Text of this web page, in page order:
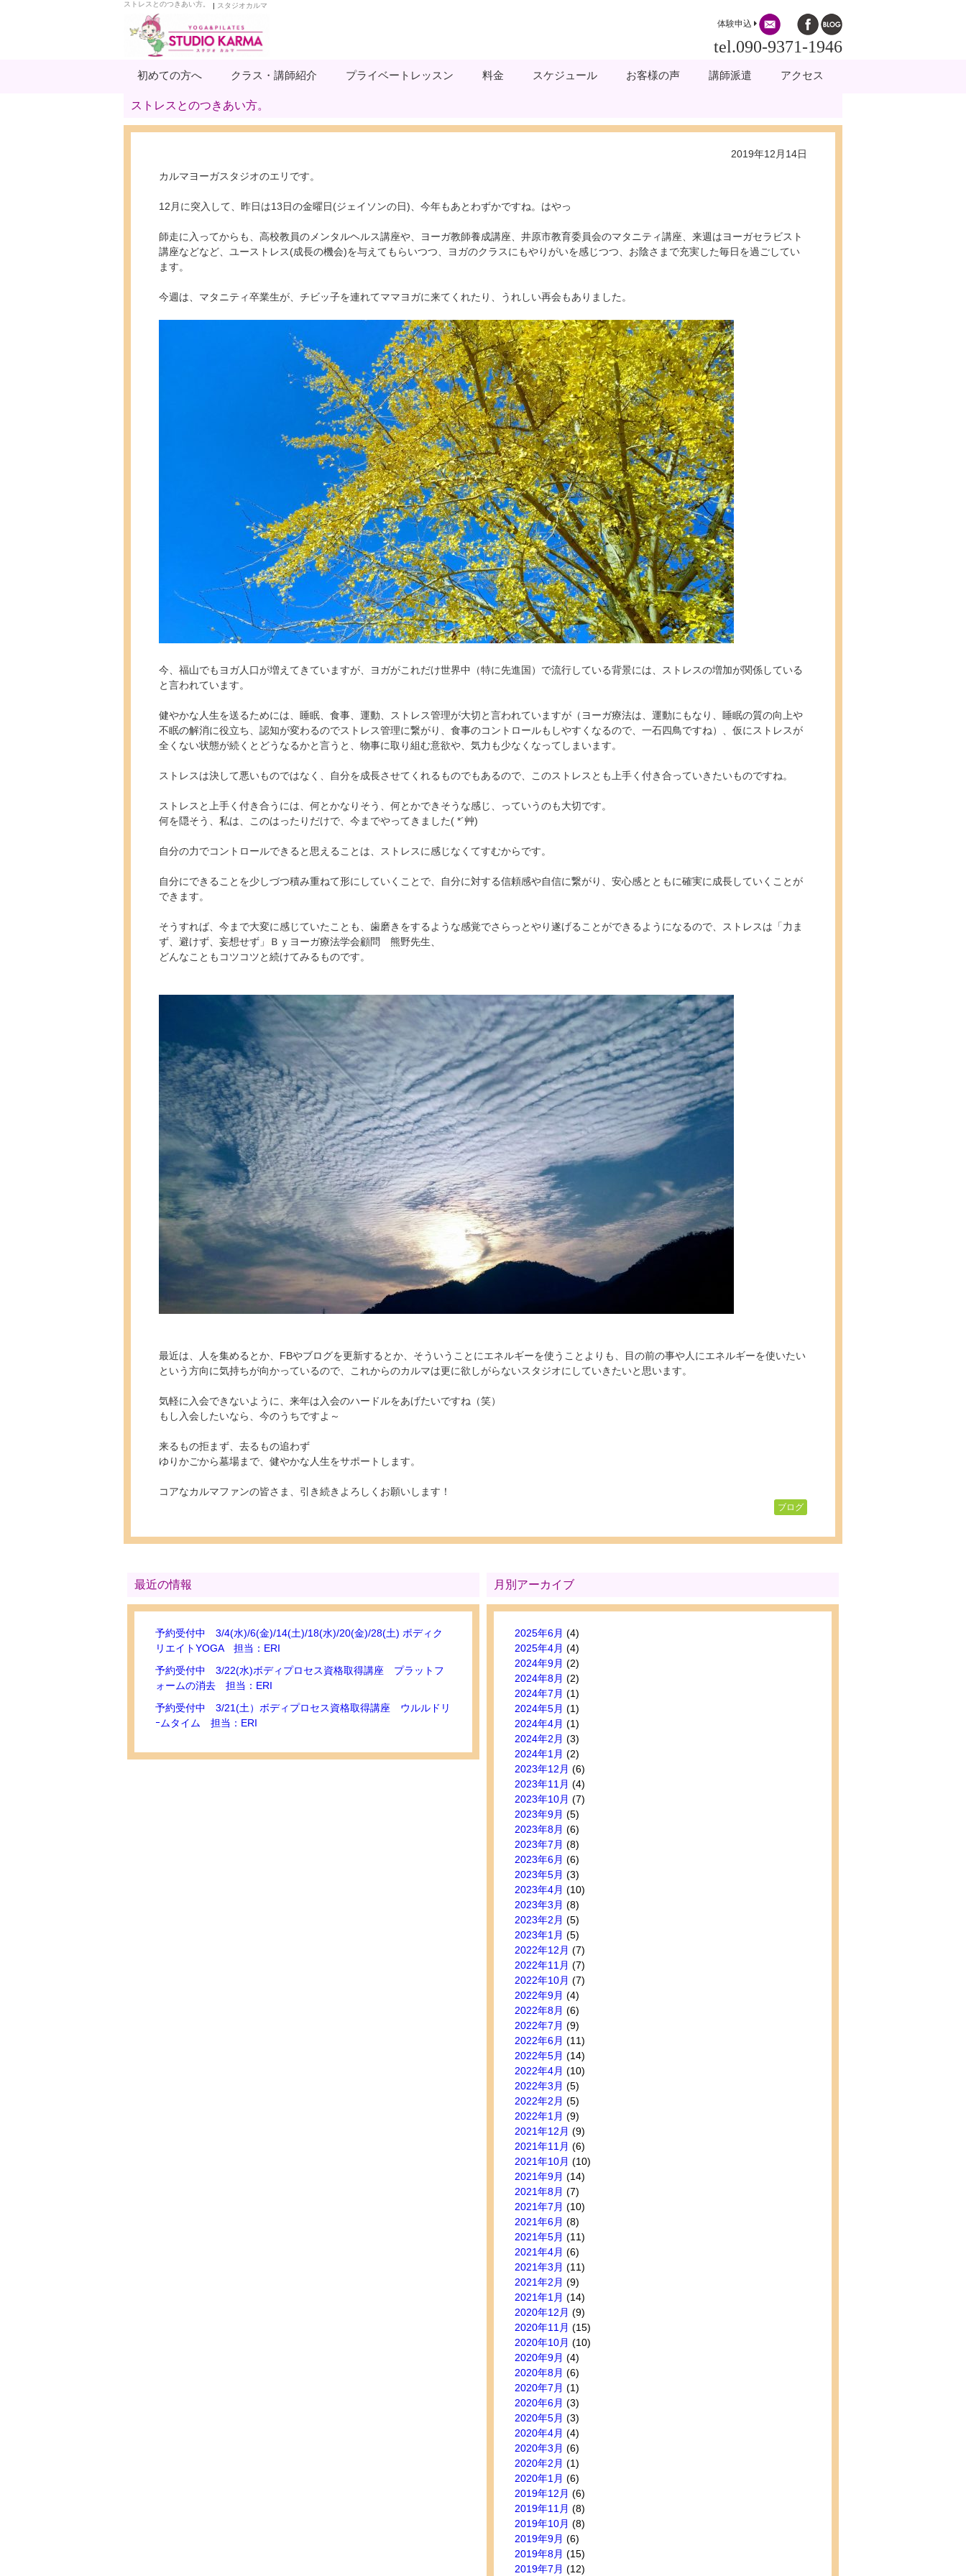
ストレスとのつきあい方。 | スタジオカルマ
体験申込
tel.090-9371-1946
初めての方へ クラス・講師紹介 プライベートレッスン 料金 スケジュール お客様の声 講師派遣 アクセス
ストレスとのつきあい方。
2019年12月14日
カルマヨーガスタジオのエリです。
12月に突入して、昨日は13日の金曜日(ジェイソンの日)、今年もあとわずかですね。はやっ
師走に入ってからも、高校教員のメンタルヘルス講座や、ヨーガ教師養成講座、井原市教育委員会のマタニティ講座、来週はヨーガセラビスト
講座などなど、ユーストレス(成長の機会)を与えてもらいつつ、ヨガのクラスにもやりがいを感じつつ、お陰さまで充実した毎日を過ごしてい
ます。
今週は、マタニティ卒業生が、チビッ子を連れてママヨガに来てくれたり、うれしい再会もありました。
今、福山でもヨガ人口が増えてきていますが、ヨガがこれだけ世界中（特に先進国）で流行している背景には、ストレスの増加が関係している
と言われています。
健やかな人生を送るためには、睡眠、食事、運動、ストレス管理が大切と言われていますが（ヨーガ療法は、運動にもなり、睡眠の質の向上や
不眠の解消に役立ち、認知が変わるのでストレス管理に繋がり、食事のコントロールもしやすくなるので、一石四鳥ですね）、仮にストレスが
全くない状態が続くとどうなるかと言うと、物事に取り組む意欲や、気力も少なくなってしまいます。
ストレスは決して悪いものではなく、自分を成長させてくれるものでもあるので、このストレスとも上手く付き合っていきたいものですね。
ストレスと上手く付き合うには、何とかなりそう、何とかできそうな感じ、っていうのも大切です。
何を隠そう、私は、このはったりだけで、今までやってきました( *´艸)
自分の力でコントロールできると思えることは、ストレスに感じなくてすむからです。
自分にできることを少しづつ積み重ねて形にしていくことで、自分に対する信頼感や自信に繋がり、安心感とともに確実に成長していくことが
できます。
そうすれば、今まで大変に感じていたことも、歯磨きをするような感覚でさらっとやり遂げることができるようになるので、ストレスは「力ま
ず、避けず、妄想せず」Ｂｙヨーガ療法学会顧問 熊野先生、
どんなこともコツコツと続けてみるものです。
最近は、人を集めるとか、FBやブログを更新するとか、そういうことにエネルギーを使うことよりも、目の前の事や人にエネルギーを使いたい
という方向に気持ちが向かっているので、これからのカルマは更に欲しがらないスタジオにしていきたいと思います。
気軽に入会できないように、来年は入会のハードルをあげたいですね（笑）
もし入会したいなら、今のうちですよ～
来るもの拒まず、去るもの追わず
ゆりかごから墓場まで、健やかな人生をサポートします。
コアなカルマファンの皆さま、引き続きよろしくお願いします！
ブログ
最近の情報
予約受付中 3/4(水)/6(金)/14(土)/18(水)/20(金)/28(土) ボディク
リエイトYOGA 担当：ERI
予約受付中 3/22(水)ボディプロセス資格取得講座 プラットフ
ォームの消去 担当：ERI
予約受付中 3/21(土）ボディプロセス資格取得講座 ウルルドリ
ｰムタイム 担当：ERI
月別アーカイブ
2025年6月 (4)
2025年4月 (4)
2024年9月 (2)
2024年8月 (2)
2024年7月 (1)
2024年5月 (1)
2024年4月 (1)
2024年2月 (3)
2024年1月 (2)
2023年12月 (6)
2023年11月 (4)
2023年10月 (7)
2023年9月 (5)
2023年8月 (6)
2023年7月 (8)
2023年6月 (6)
2023年5月 (3)
2023年4月 (10)
2023年3月 (8)
2023年2月 (5)
2023年1月 (5)
2022年12月 (7)
2022年11月 (7)
2022年10月 (7)
2022年9月 (4)
2022年8月 (6)
2022年7月 (9)
2022年6月 (11)
2022年5月 (14)
2022年4月 (10)
2022年3月 (5)
2022年2月 (5)
2022年1月 (9)
2021年12月 (9)
2021年11月 (6)
2021年10月 (10)
2021年9月 (14)
2021年8月 (7)
2021年7月 (10)
2021年6月 (8)
2021年5月 (11)
2021年4月 (6)
2021年3月 (11)
2021年2月 (9)
2021年1月 (14)
2020年12月 (9)
2020年11月 (15)
2020年10月 (10)
2020年9月 (4)
2020年8月 (6)
2020年7月 (1)
2020年6月 (3)
2020年5月 (3)
2020年4月 (4)
2020年3月 (6)
2020年2月 (1)
2020年1月 (6)
2019年12月 (6)
2019年11月 (8)
2019年10月 (8)
2019年9月 (6)
2019年8月 (15)
2019年7月 (12)